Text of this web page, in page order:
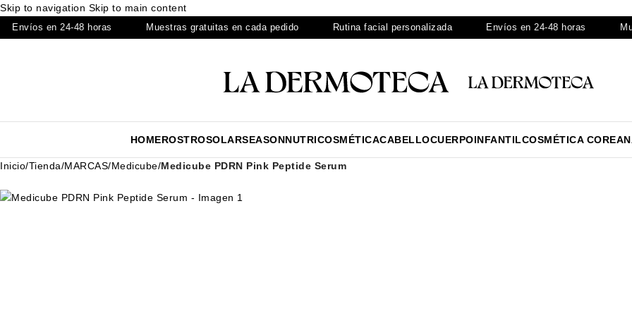
Skip to navigation Skip to main content
en 24-48 horas Muestras gratuitas en cada pedido Rutina facial personalizada Envíos en 24-48 horas
HOMEROSTROSOLARSEASONNUTRICOSMÉTICACABELLOCUERPOINFANTILCOSMÉTICA
Inicio/Tienda/MARCAS/Medicube/Medicube PDRN Pink Peptide Serum